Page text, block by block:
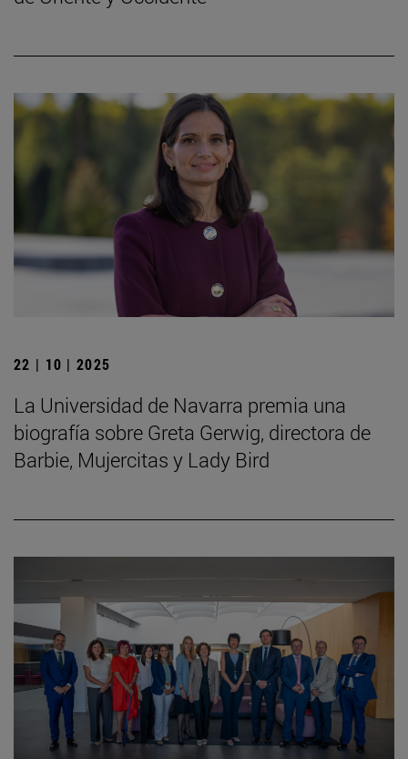
22 | 10 | 2025
La Universidad de Navarra premia una
biografía sobre Greta Gerwig, directora de
Barbie, Mujercitas y Lady Bird